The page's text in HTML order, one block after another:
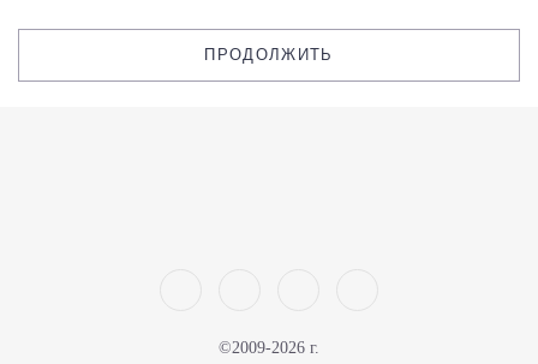
ПРОДОЛЖИТЬ
©2009-2026 г.